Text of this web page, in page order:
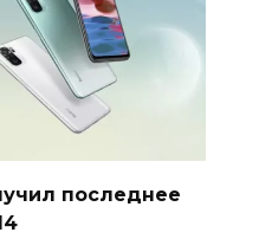
последнее